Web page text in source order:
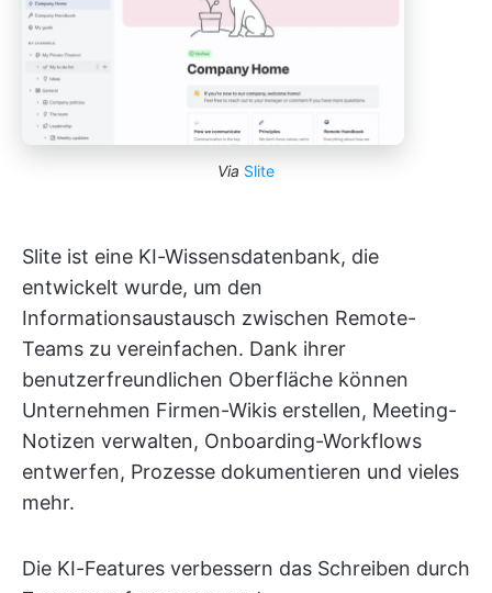
Via Slite
Slite ist eine KI-Wissensdatenbank, die
entwickelt wurde, um den
Informationsaustausch zwischen Remote-
Teams zu vereinfachen. Dank ihrer
benutzerfreundlichen Oberfläche können
Unternehmen Firmen-Wikis erstellen, Meeting-
Notizen verwalten, Onboarding-Workflows
entwerfen, Prozesse dokumentieren und vieles
mehr.
Die KI-Features verbessern das Schreiben durch